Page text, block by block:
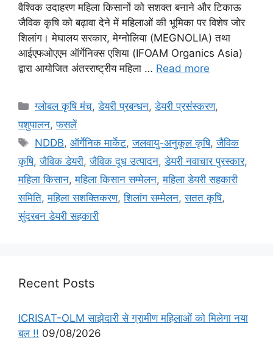
वैश्विक उदाहरण महिला किसानों को सशक्त बनाने और टिकाऊ
जैविक कृषि को बढ़ावा देने में महिलाओं की भूमिका पर विशेष जोर
शिलांग। मेघालय सरकार, मेग्नोलिया (MEGNOLIA) तथा
आईएफओएएम ऑर्गेनिक्स एशिया (IFOAM Organics Asia)
द्वारा आयोजित अंतरराष्ट्रीय महिला … Read more
ग्लोबल कृषि मंच,डेयरी प्रबन्धन,डेयरी प्रसंस्करण,
पशुपालन,फसलें
NDDB,ऑर्गेनिक मार्केट,जलवायु-अनुकूल कृषि,जैविक
कृषि,जैविक डेयरी,जैविक दूध उत्पादन,डेयरी नवाचार पुरस्कार,
महिला किसान,महिला किसान सम्मेलन,महिला डेयरी सहकारी
समिति,महिला सशक्तिकरण,शिलांग सम्मेलन,सतत कृषि,
सुंदरबन डेयरी सहकारी
Recent Posts
ICRISAT-OLM साझेदारी से ग्रामीण महिलाओं को मिलेगा नया
बल !! 09/08/2026